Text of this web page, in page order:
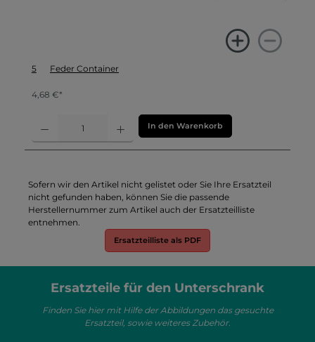
5 Feder Container
4,68 €*
In den Warenkorb
Sofern wir den Artikel nicht gelistet oder Sie Ihre Ersatzteil
nicht gefunden haben, können Sie die passende
Herstellernummer zum Artikel auch der Ersatzteilliste
entnehmen.
Ersatzteilliste als PDF
Ersatzteile für den Unterschrank
Finden Sie hier mit Hilfe der Abbildungen das gesuchte
Ersatzteil, sowie weiteres Zubehör.